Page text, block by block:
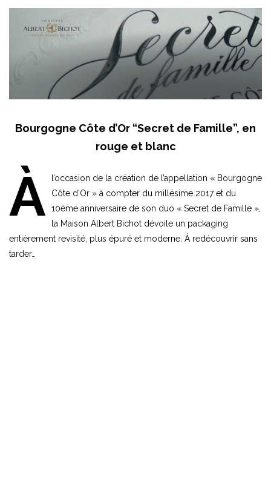
Bourgogne Côte d’Or “Secret de Famille”, en
rouge et blanc
À
l’occasion de la création de l’appellation « Bourgogne
Côte d’Or » à compter du millésime 2017 et du
10ème anniversaire de son duo « Secret de Famille »,
la Maison Albert Bichot dévoile un packaging
entièrement revisité, plus épuré et moderne. À redécouvrir sans
tarder…